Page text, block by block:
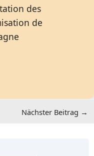
des
de
Nächster Beitrag →